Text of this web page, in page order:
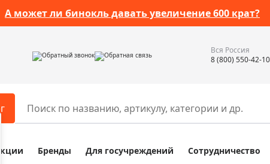
А может ли бинокль давать увеличение 600 крат?
Обратный звонок Обратная связь
Вся Россия
8 (800) 550-42-10
Разное
Акции Бренды Для госучреждений Сотрудничество